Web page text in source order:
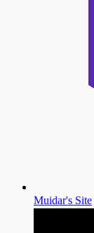
Muidar's Site